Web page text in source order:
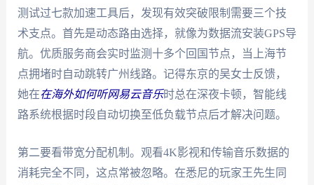
测试过七款加速工具后，发现有效突破限制需要三个技
术支点。首先是动态路由选择，就像为数据流安装GPS导
航。优质服务商会实时监测十多个回国节点，当上海节
点拥堵时自动跳转广州线路。记得东京的吴女士反馈，
她在在海外如何听网易云音乐时总在深夜卡顿，智能线
路系统根据时段自动切换至低负载节点后才解决问题。
第二要看带宽分配机制。观看4K影视和传输音乐数据的
消耗完全不同，这点常被忽略。在悉尼的玩家王先生同